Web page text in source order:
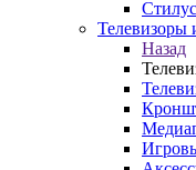
Телевизоры
Назад